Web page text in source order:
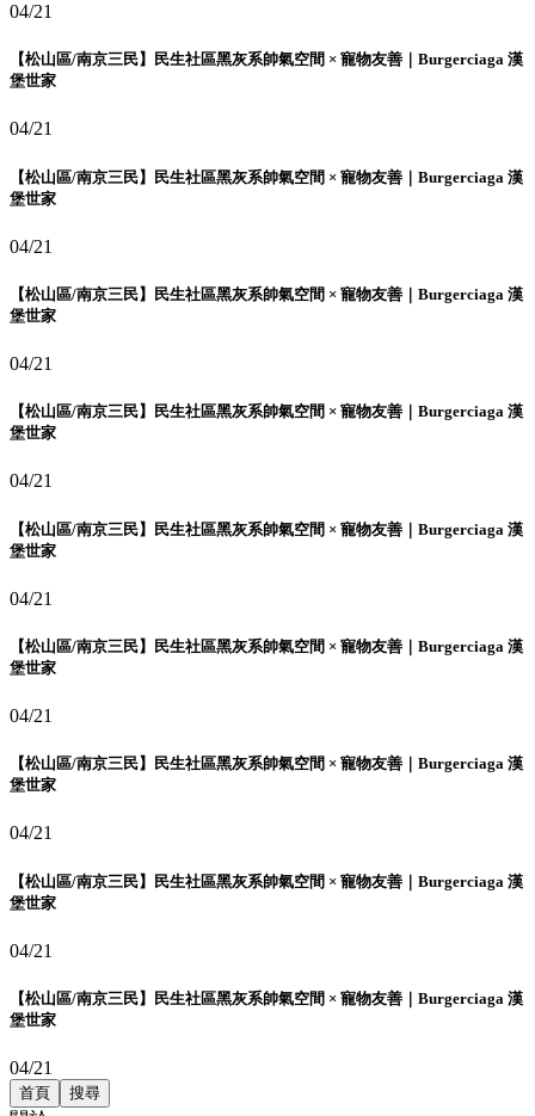
04/21
【松山區/南京三民】民生社區黑灰系帥氣空間 × 寵物友善｜Burgerciaga 漢
堡世家
04/21
【松山區/南京三民】民生社區黑灰系帥氣空間 × 寵物友善｜Burgerciaga 漢
堡世家
04/21
【松山區/南京三民】民生社區黑灰系帥氣空間 × 寵物友善｜Burgerciaga 漢
堡世家
04/21
【松山區/南京三民】民生社區黑灰系帥氣空間 × 寵物友善｜Burgerciaga 漢
堡世家
04/21
【松山區/南京三民】民生社區黑灰系帥氣空間 × 寵物友善｜Burgerciaga 漢
堡世家
04/21
【松山區/南京三民】民生社區黑灰系帥氣空間 × 寵物友善｜Burgerciaga 漢
堡世家
04/21
【松山區/南京三民】民生社區黑灰系帥氣空間 × 寵物友善｜Burgerciaga 漢
堡世家
04/21
【松山區/南京三民】民生社區黑灰系帥氣空間 × 寵物友善｜Burgerciaga 漢
堡世家
04/21
【松山區/南京三民】民生社區黑灰系帥氣空間 × 寵物友善｜Burgerciaga 漢
堡世家
04/21
首頁 搜尋